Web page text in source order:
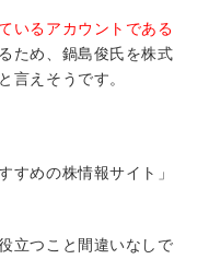
いるアカウントである
ため、鍋島俊氏を株式
言えそうです。
すめの株情報サイト」
立つこと間違いなしで